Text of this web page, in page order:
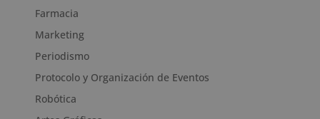
Farmacia
Marketing
Periodismo
Protocolo y Organización de Eventos
Robótica